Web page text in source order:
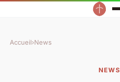
Accueil›News
NEWS